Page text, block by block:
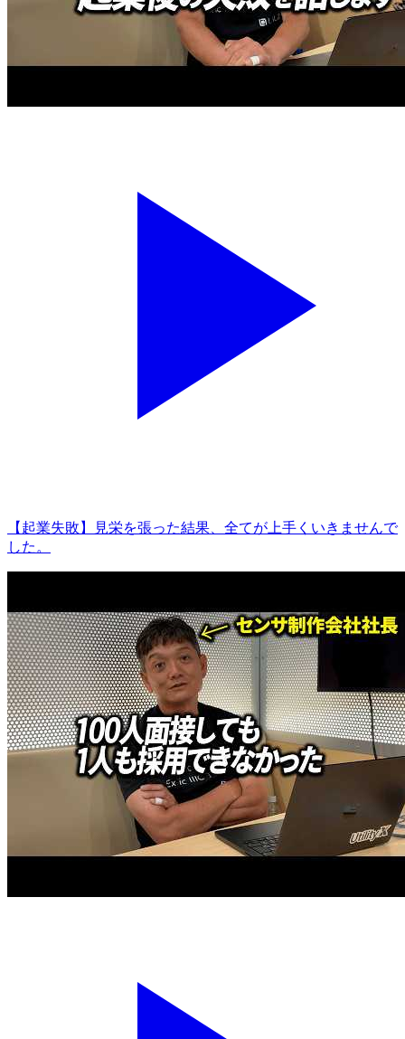
【起業失敗】見栄を張った結果、全てが上手くいきませんで
した。